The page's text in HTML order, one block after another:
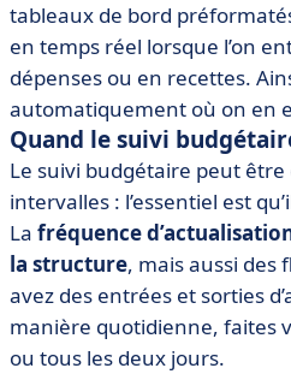
tableaux de bord
en temps réel lorsque l’on
dépenses ou en recettes.
automatiquement où on en
Quand le suivi
Le suivi budgétaire peut
intervalles : l’essentiel est
La fréquence
la structure, mais aussi des
avez des entrées et sorties
manière quotidienne, faites
ou tous les deux jours.